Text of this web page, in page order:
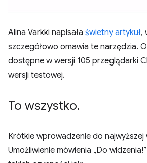
Alina Varkki napisała świetny artykuł,
szczegółowo omawia te narzędzia.
dostępne w wersji 105 przeglądarki
wersji testowej.
To wszystko.
Krótkie wprowadzenie do najwyższej
Umożliwienie mówienia „Do